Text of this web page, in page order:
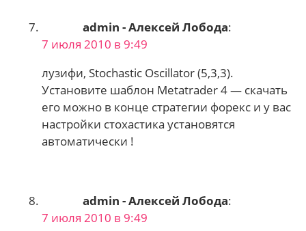
admin - Алексей Лобода:
7 июля 2010 в 9:49
лузифи, Stochastic Oscillator (5,3,3).
Установите шаблон Metatrader 4 — скачать
его можно в конце стратегии форекс и у вас
настройки стохастика установятся
автоматически !
admin - Алексей Лобода:
7 июля 2010 в 9:49